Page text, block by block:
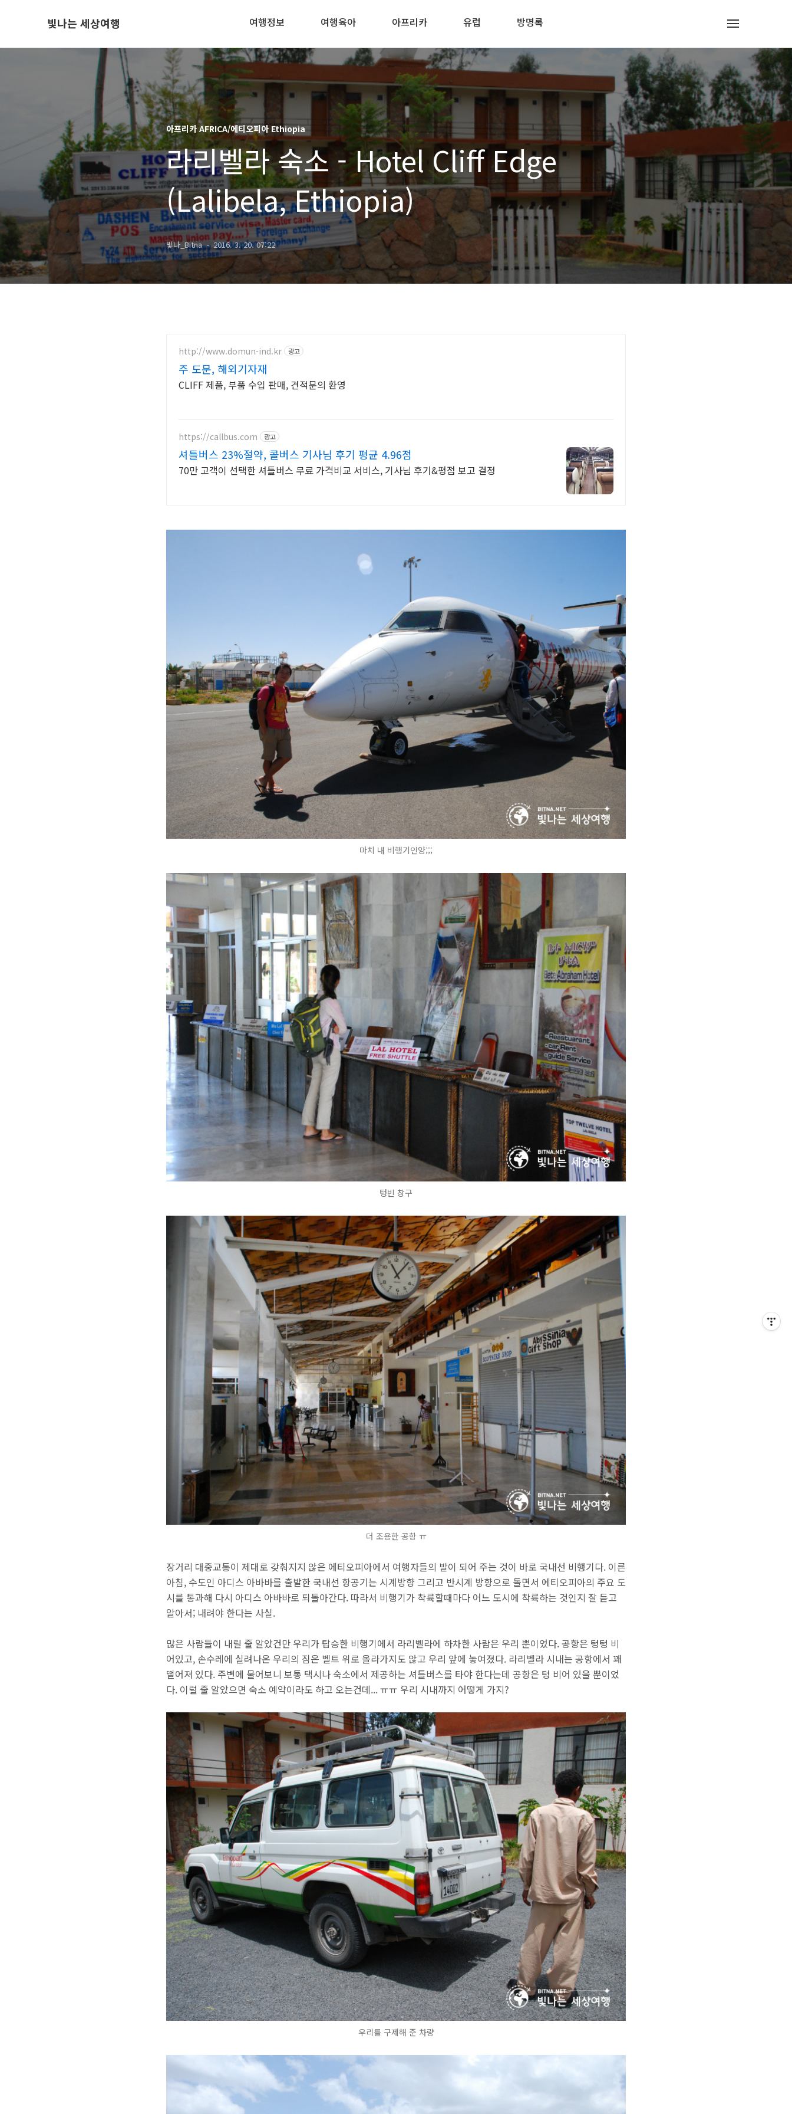
빛나는 세상여행 여행정보 여행육아 아프리카 유럽 방명록
아프리카 AFRICA/에티오피아 Ethiopia
라리벨라 숙소 - Hotel Cliff Edge
(Lalibela, Ethiopia)
빛나_Bitna 2016. 3. 20. 07:22
http://www.domun-ind.kr 광고
주 도문, 해외기자재
CLIFF 제품, 부품 수입 판매, 견적문의 환영
https://callbus.com 광고
셔틀버스 23%절약, 콜버스 기사님 후기 평균 4.96점
70만 고객이 선택한 셔틀버스 무료 가격비교 서비스, 기사님 후기&평점 보고 결정
마치 내 비행기인양;;;
텅빈 창구
더 조용한 공항 ㅠ
장거리 대중교통이 제대로 갖춰지지 않은 에티오피아에서 여행자들의 발이 되어 주는 것이 바로 국내선 비행기다. 이른
아침, 수도인 아디스 아바바를 출발한 국내선 항공기는 시계방향 그리고 반시계 방향으로 돌면서 에티오피아의 주요 도
시를 통과해 다시 아디스 아바바로 되돌아간다. 따라서 비행기가 착륙할때마다 어느 도시에 착륙하는 것인지 잘 듣고
알아서; 내려야 한다는 사실.
많은 사람들이 내릴 줄 알았건만 우리가 탑승한 비행기에서 라리벨라에 하차한 사람은 우리 뿐이었다. 공항은 텅텅 비
어있고, 손수레에 실려나온 우리의 짐은 벨트 위로 올라가지도 않고 우리 앞에 놓여졌다. 라리벨라 시내는 공항에서 꽤
떨어져 있다. 주변에 물어보니 보통 택시나 숙소에서 제공하는 셔틀버스를 타야 한다는데 공항은 텅 비어 있을 뿐이었
다. 이럴 줄 알았으면 숙소 예약이라도 하고 오는건데... ㅠㅠ 우리 시내까지 어떻게 가지?
우리를 구제해 준 차량